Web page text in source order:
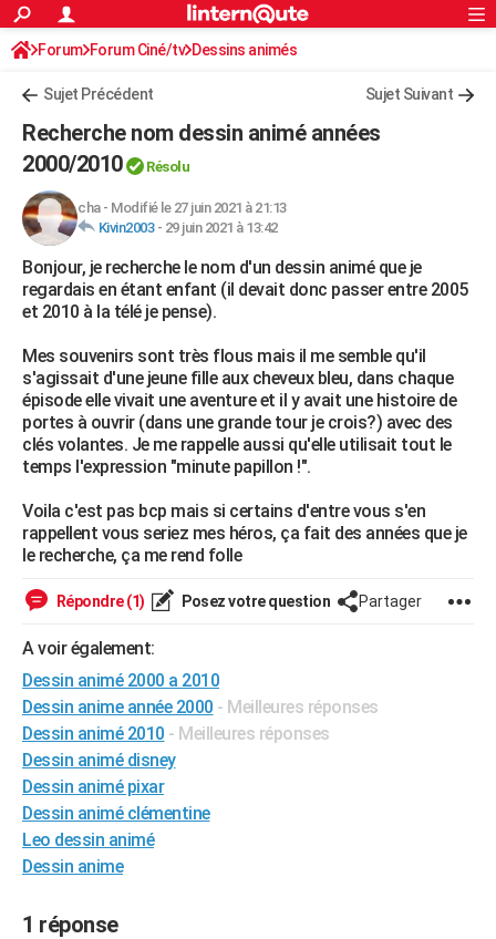
ACTUALITÉS
Politique
Société
Faits Divers
Education
Monde
Villes
+
Programme TV
TNTStreaming
Cinéma
Sorties cinéma
Musique
+FINANCE
Retraite
Impôts
Epargne
Immobilier
Risques naturels par ville
Banque
Assurance
Crédit
AUTO
Essais
Réserver un essai
Citadines
Berlines
SUV
Forum auto
HIGH-TECH
Mobiles
Meilleur smartphone
Internet
Ordinateurs
Jeux vidéo
Guide high-tech
+BRICOLAGE
Guides de France
Escapades
Patrimoine
Expositions
Musées
Week-end nature
+LIFESTYLE
Art de vivre
Bien-être
Loisirs
Mode
Modes de vie
SANTE
Alimentation
Guide de la santé
Maladies
Médicaments
Sommeil
VOYAGE
Destinations
City break
Voyage nature
Voyage de noces
Forum
Climat
+PHOTO
GUIDES D'ACHAT
BONS PLANS
CARTE DE VOEUX
Carte de Noël
Carte Bonne année
Carte Saint-Valentin
Carte Pâques
Carte d'anniversaire
DICTIONNAIRE
Dictionnaire
Biographies
Citations
Expressions
Proverbes
PROGRAMME TV
COPAINS D'AVANT
S'inscrire
Se connecter
Lycées
Collèges
Primaires
Universités
Entreprises
Service militaire
Avis de recherche
AVIS DE DÉCÈS
Bricolage
Lifestyle
Culture
Sport
Auto
Television
Voyage
Cinema
S'inscrire
Connexion
Forum Forum Ciné/tv Dessins animés
Sujet Précédent Sujet Suivant
Recherche nom dessin animé années
2000/2010
Résolu
cha- Modifié le 27 juin 2021 à 21:13
Kivin2003- 29 juin 2021 à 13:42
Bonjour, je recherche le nom d'un dessin animé que je
regardais en étant enfant (il devait donc passer entre 2005
et 2010 à la télé je pense).
Mes souvenirs sont très flous mais il me semble qu'il
s'agissait d'une jeune fille aux cheveux bleu, dans chaque
épisode elle vivait une aventure et il y avait une histoire de
portes à ouvrir (dans une grande tour je crois?) avec des
clés volantes. Je me rappelle aussi qu'elle utilisait tout le
temps l'expression "minute papillon !".
Voila c'est pas bcp mais si certains d'entre vous s'en
rappellent vous seriez mes héros, ça fait des années que je
le recherche, ça me rend folle
Répondre (1) Posez votre question Partager
A voir également:
Dessin animé 2000 a 2010
Dessin anime année 2000 - Meilleures réponses
Dessin animé 2010 - Meilleures réponses
Dessin animé disney
Dessin animé pixar
Dessin animé clémentine
Leo dessin animé
Dessin anime
1 réponse